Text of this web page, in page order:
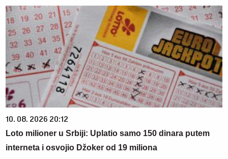
10. 08. 2026 20:12
Loto milioner u Srbiji: Uplatio samo 150 dinara putem
interneta i osvojio Džoker od 19 miliona